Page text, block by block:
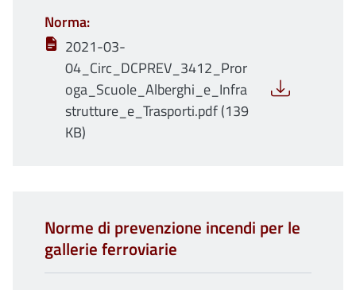
Norma
2021-03-
04_Circ_DCPREV_3412_Pror
oga_Scuole_Alberghi_e_Infra
strutture_e_Trasporti.pdf (139
KB)
Norme di prevenzione incendi per le
gallerie ferroviarie